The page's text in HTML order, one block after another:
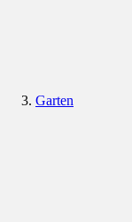
Garten